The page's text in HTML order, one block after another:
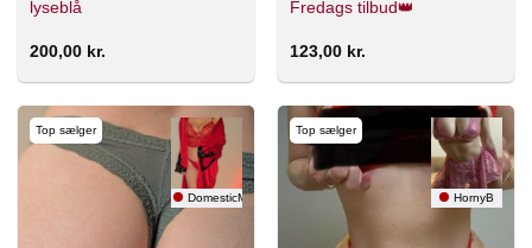
lyseblå
200,00 kr.
Fredags tilbud👑
123,00 kr.
Top sælger
DomesticMama
Top sælger
HornyB